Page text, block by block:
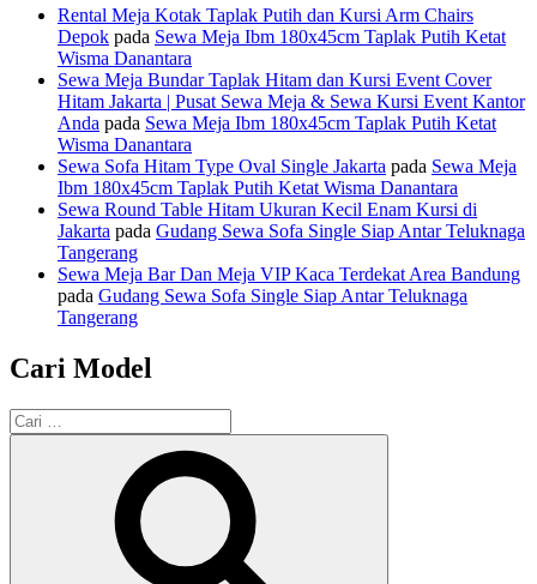
Rental Meja Kotak Taplak Putih dan Kursi Arm Chairs
Depok pada Sewa Meja Ibm 180x45cm Taplak Putih Ketat
Wisma Danantara
Sewa Meja Bundar Taplak Hitam dan Kursi Event Cover
Hitam Jakarta | Pusat Sewa Meja & Sewa Kursi Event Kantor
Anda pada Sewa Meja Ibm 180x45cm Taplak Putih Ketat
Wisma Danantara
Sewa Sofa Hitam Type Oval Single Jakarta pada Sewa Meja
Ibm 180x45cm Taplak Putih Ketat Wisma Danantara
Sewa Round Table Hitam Ukuran Kecil Enam Kursi di
Jakarta pada Gudang Sewa Sofa Single Siap Antar Teluknaga
Tangerang
Sewa Meja Bar Dan Meja VIP Kaca Terdekat Area Bandung
pada Gudang Sewa Sofa Single Siap Antar Teluknaga
Tangerang
Cari Model
Pencarian
untuk: